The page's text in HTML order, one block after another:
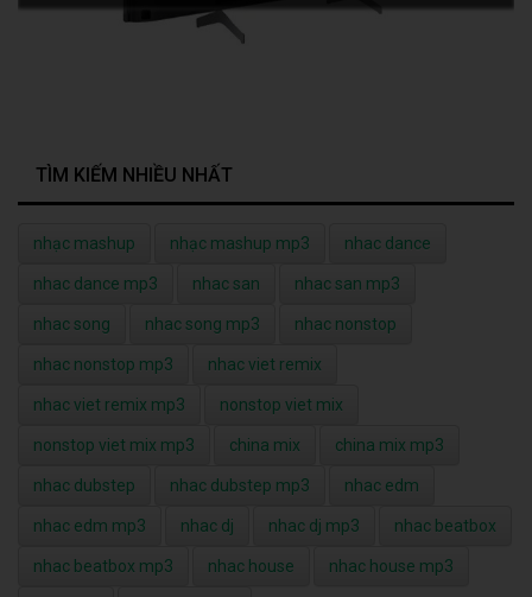
TÌM KIẾM NHIỀU NHẤT
nhạc mashup nhạc mashup mp3 nhac dance
nhac dance mp3 nhac san nhac san mp3
nhac song nhac song mp3 nhac nonstop
nhac nonstop mp3 nhac viet remix
nhac viet remix mp3 nonstop viet mix
nonstop viet mix mp3 china mix china mix mp3
nhac dubstep nhac dubstep mp3 nhac edm
nhac edm mp3 nhac dj nhac dj mp3 nhac beatbox
nhac beatbox mp3 nhac house nhac house mp3